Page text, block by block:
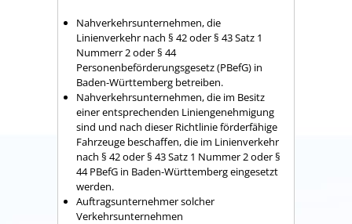
Nahverkehrsunternehmen, die
Linienverkehr nach § 42 oder § 43 Satz 1
Nummerr 2 oder § 44
Personenbeförderungsgesetz (PBefG) in
Baden-Württemberg betreiben.
Nahverkehrsunternehmen, die im Besitz
einer entsprechenden Liniengenehmigung
sind und nach dieser Richtlinie förderfähige
Fahrzeuge beschaffen, die im Linienverkehr
nach § 42 oder § 43 Satz 1 Nummer 2 oder §
44 PBefG in Baden-Württemberg eingesetzt
werden.
Auftragsunternehmer solcher
Verkehrsunternehmen